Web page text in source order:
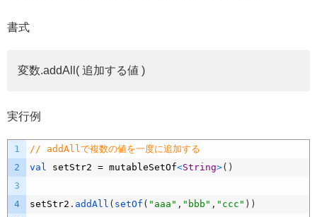
書式
変数.addAll( 追加する値 )
実行例
1
2
3
4
// addAllで複数の値を一度に追加する
val setStr2 = mutableSetOf<String>( )
setStr2 . addAll ( setOf ( "aaa" , "bbb" , "ccc" ) )